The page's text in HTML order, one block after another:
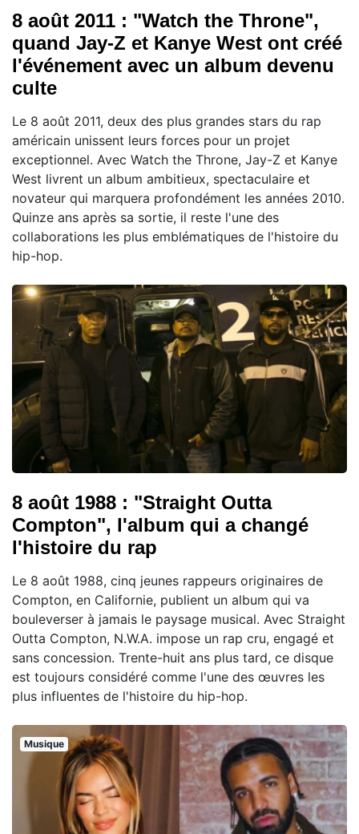
8 août 2011 : "Watch the Throne",
quand Jay-Z et Kanye West ont créé
l'événement avec un album devenu
culte
Le 8 août 2011, deux des plus grandes stars du rap
américain unissent leurs forces pour un projet
exceptionnel. Avec Watch the Throne, Jay-Z et Kanye
West livrent un album ambitieux, spectaculaire et
novateur qui marquera profondément les années 2010.
Quinze ans après sa sortie, il reste l'une des
collaborations les plus emblématiques de l'histoire du
hip-hop.
8 août 1988 : "Straight Outta
Compton", l'album qui a changé
l'histoire du rap
Le 8 août 1988, cinq jeunes rappeurs originaires de
Compton, en Californie, publient un album qui va
bouleverser à jamais le paysage musical. Avec Straight
Outta Compton, N.W.A. impose un rap cru, engagé et
sans concession. Trente-huit ans plus tard, ce disque
est toujours considéré comme l'une des œuvres les
plus influentes de l'histoire du hip-hop.
Musique